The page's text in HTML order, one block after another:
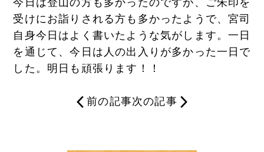
今日は登山の方も多かったのですが、ご朱印を
受けにお詣りされる方も多かったようで、宮司
自身今日はよく書いたような気がします。一日
を通じて、今日は人の出入りが多かった一日で
した。明日も頑張ります！！
前の記事次の記事